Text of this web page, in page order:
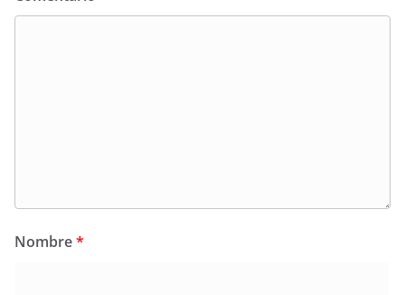
Nombre*